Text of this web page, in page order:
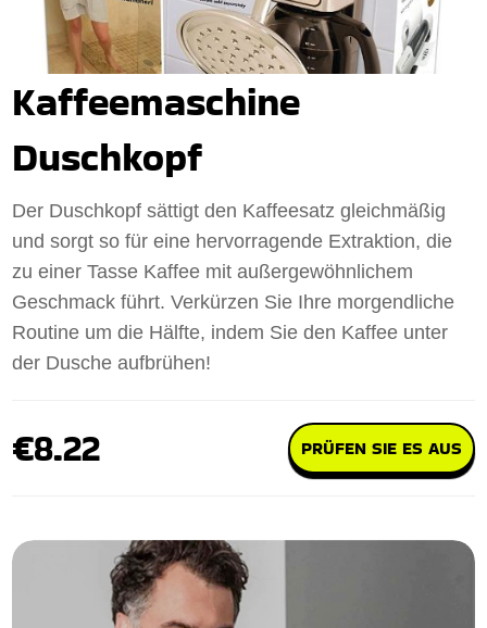
Kaffeemaschine
Duschkopf
Der Duschkopf sättigt den Kaffeesatz gleichmäßig
und sorgt so für eine hervorragende Extraktion, die
zu einer Tasse Kaffee mit außergewöhnlichem
Geschmack führt. Verkürzen Sie Ihre morgendliche
Routine um die Hälfte, indem Sie den Kaffee unter
der Dusche aufbrühen!
€8.22 PRÜFEN SIE ES AUS